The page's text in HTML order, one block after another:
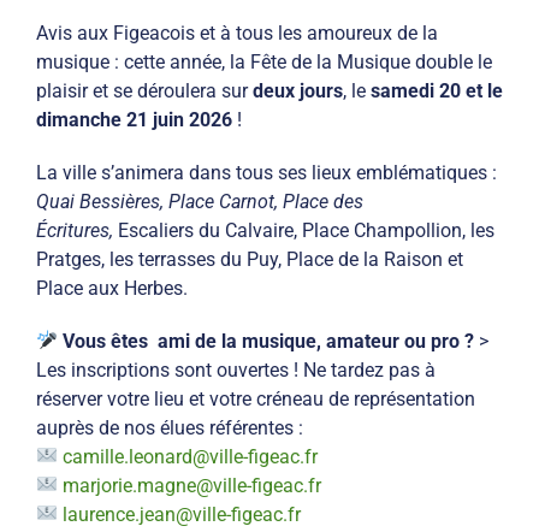
Avis aux Figeacois et à tous les amoureux de la
musique : cette année, la Fête de la Musique double le
plaisir et se déroulera surdeux jours, le samedi 20 et le
dimanche 21 juin 2026 !
La ville s’animera dans tous ses lieux emblématiques :
Quai Bessières, Place Carnot, Place des
Écritures, Escaliers du Calvaire, Place Champollion, les
Pratges, les terrasses du Puy, Place de la Raison et
Place aux Herbes.
Vous êtes ami de la musique, amateur ou pro ? >
Les inscriptions sont ouvertes ! Ne tardez pas à
réserver votre lieu et votre créneau de représentation
auprès de nos élues référentes :
camille.leonard@ville-figeac.fr
marjorie.magne@ville-figeac.fr
laurence.jean@ville-figeac.fr